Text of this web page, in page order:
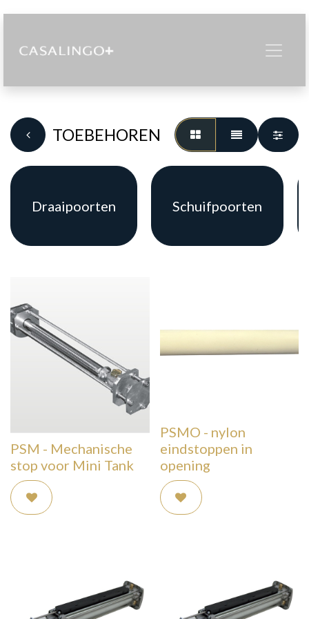
TOEBEHOREN
Draaipoorten Schuifpoorten
PSM - Mechanische
stop voor Mini Tank
PSMO - nylon
eindstoppen in
opening